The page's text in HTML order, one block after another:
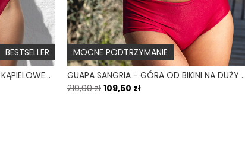
BESTSELLER
WRAP SANGRIA - GÓRA STROJU KĄPIELOWEGO NA DUŻY BIUST REGULOWANY OBWÓD BORDOWY
MOCNE PODTRZYMANIE
GUAPA SANGRIA - GÓRA OD BIKINI
219,00 zł 109,50 zł